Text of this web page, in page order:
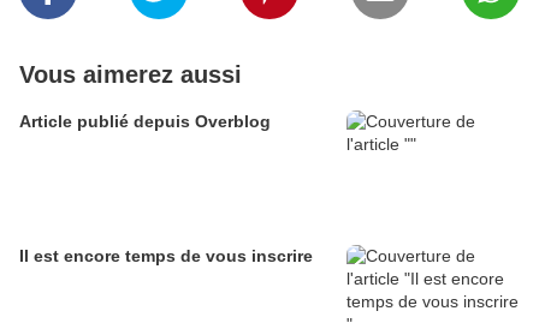
Vous aimerez aussi
Article publié depuis Overblog
Il est encore temps de vous inscrire